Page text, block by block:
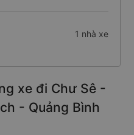
1 nhà xe
xe đi Chư Sê -
- Quảng Bình